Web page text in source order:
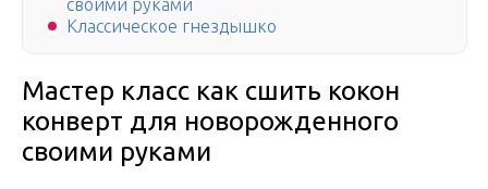
своими руками
Классическое гнездышко
Мастер класс как сшить кокон
конверт для новорожденного
своими руками